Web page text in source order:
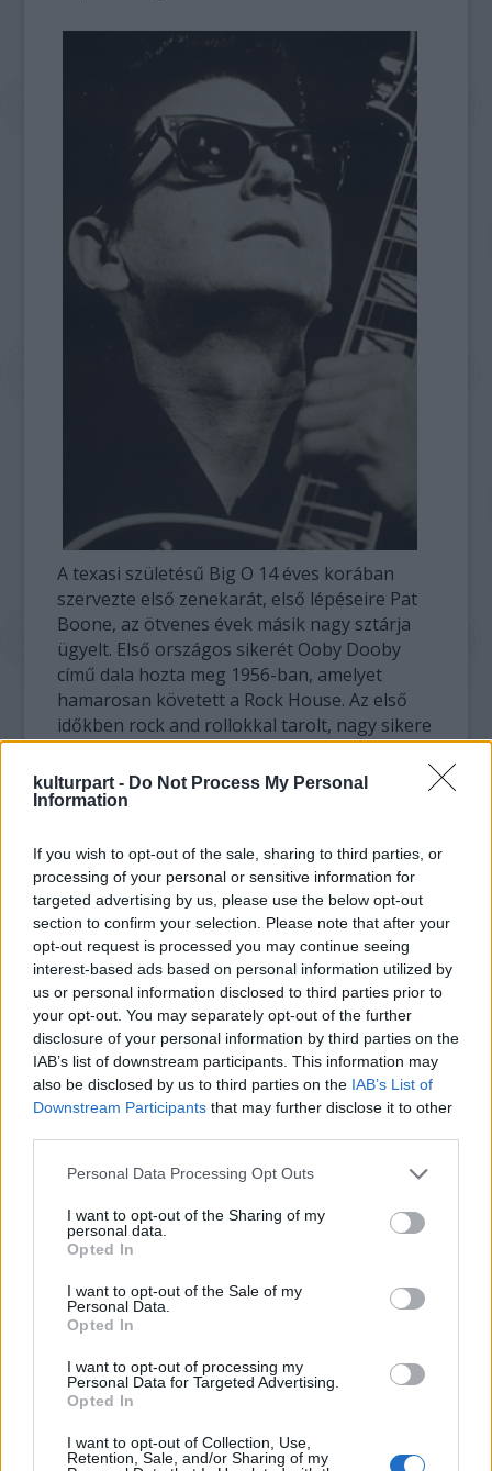
kulturpart - Do Not Process My Personal
Information
If you wish to opt-out of the sale, sharing to third parties, or
processing of your personal or sensitive information for
targeted advertising by us, please use the below opt-out
section to confirm your selection. Please note that after your
opt-out request is processed you may continue seeing
interest-based ads based on personal information utilized by
us or personal information disclosed to third parties prior to
your opt-out. You may separately opt-out of the further
disclosure of your personal information by third parties on the
IAB’s list of downstream participants. This information may
also be disclosed by us to third parties on the IAB’s List of
Downstream Participants that may further disclose it to other
Please note that this website/app uses one or more Google
not limited to your visit or usage behaviour. You may click to
grant or deny consent to Google and its third-party tags to
use your data for below specified purposes in below Google
consent section.
Personal Data Processing Opt Outs
I want to opt-out of the Sharing of my
personal data.
Opted In
I want to opt-out of the Sale of my
Personal Data.
Opted In
I want to opt-out of processing my
Personal Data for Targeted Advertising.
Opted In
I want to opt-out of Collection, Use,
Retention, Sale, and/or Sharing of my
A texasi születésű Big O 14 éves korában
szervezte első zenekarát, első lépéseire Pat
Boone, az ötvenes évek másik nagy sztárja
ügyelt. Első országos sikerét Ooby Dooby
című dala hozta meg 1956-ban, amelyet
hamarosan követett a Rock House. Az első
időkben rock and rollokkal tarolt, nagy sikere
volt a Mean Little Woman, a You,re Gonna
Cry, a You,re My Baby és a This Kind of Love
című listákra is felkerült dalaival.
Már pályája első időszakában is énekelt lírai
dalokat, amelyek a hatvanas évekre szinte
kizárólagossá váltak repertoárjában.
Különleges, falzettes tenorjához illettek az
olyan dalok, mint az Only the Lonely, a
Runnig Scared, az It,s Over, az In Dreams,
vagy a Blue Bayou. Fénykorában is voltak
gyorsabb dalai, például az egyik legnagyobb
sikere, az Oh, Pretty Woman vagy a Mean,
Woman Blues. Dalai többségének ő maga
volt a szerzője.
halálos balesete, majd fiai szörnyű tűzhalála
okozott súlyos törést életében, e tragédiák
ellenére sem adta fel. A fekete szemüveges,
többnyire fekete ruhában fellépő Orbison a
70-es és 80-as években régi dalaival "tartotta
el" magát. Duettet énekelt Emmylou
Harrisszel és Little Richarddal, s a Traveling
Wilburys szupergup tagja lett Bob Dylannel,
George Harrisonnal és Tom Pettyvel együtt.
A nyolcvanas évek végén Mystery Girl című
lemezével tért vissza a csúcsra, albuma